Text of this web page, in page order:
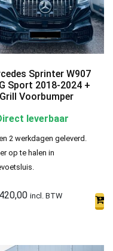
Sprinter W907
Sport 2018-2024 +
Voorbumper
leverbaar
2 werkdagen geleverd.
op te halen in
incl. BTW